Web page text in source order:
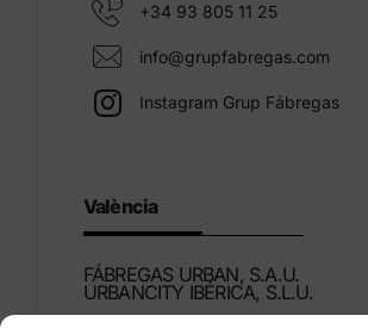
+34 93 805 11 25
info@grupfabregas.com
Instagram Grup Fábregas
València
FÁBREGAS URBAN, S.A.U.
URBANCITY IBÉRICA, S.L.U.